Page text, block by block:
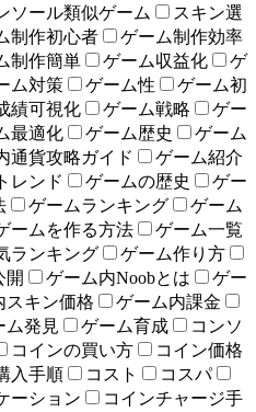
ソール類似ゲーム
スキン選
制作初心者
ゲーム制作効率
制作簡単 ゲーム収益化
ゲ
ム対策 ゲーム性
ゲーム初
績可視化 ゲーム戦略
ゲー
最適化 ゲーム歴史
ゲーム
通貨攻略ガイド
ゲーム紹介
レンド ゲームの歴史
ゲー
ゲームランキング
ゲーム
ームを作る方法
ゲーム一覧
ランキング
ゲーム作り方
開 ゲーム内Noobとは
ゲー
スキン価格
ゲーム内課金
ム発見 ゲーム育成
コンソ
コインの買い方
コイン価格
入手順 コスト
コスパ
ーション コインチャージ手